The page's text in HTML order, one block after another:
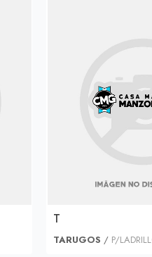
T
TARUGOS / P/